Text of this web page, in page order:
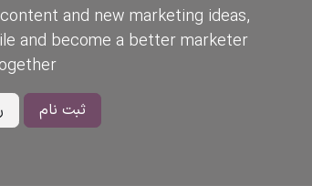
and new marketing ideas,
and become a better marketer
ثبت نام